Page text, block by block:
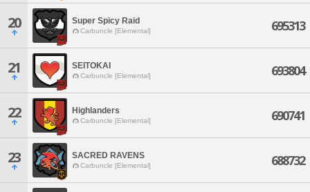
20 Super Spicy Raid
Carbuncle [Elemental] 695313
21 SEITOKAI
Carbuncle [Elemental] 693804
22 Highlanders
Carbuncle [Elemental] 690741
23 SACRED RAVENS
Carbuncle [Elemental] 688732